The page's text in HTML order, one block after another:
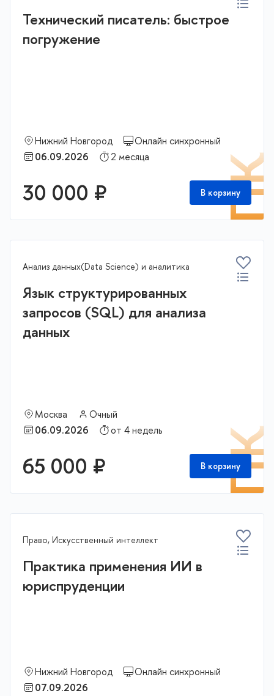
Технический писатель: быстрое
погружение
Нижний Новгород
Онлайн синхронный
06.09.2026
2 месяца
30 000 ₽ В корзину
Анализ данных(Data Science) и аналитика
Язык структурированных
запросов (SQL) для анализа
данных
Москва
Очный
06.09.2026
от 4 недель
65 000 ₽ В корзину
Право, Искусственный интеллект
Практика применения ИИ в
юриспруденции
Нижний Новгород
Онлайн синхронный
07.09.2026